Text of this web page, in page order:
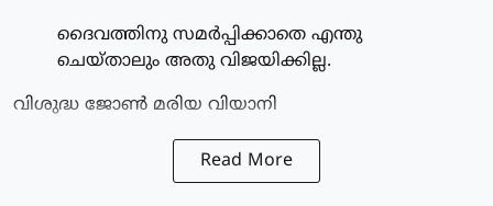
ദൈവത്തിനു സമര്‍പ്പിക്കാതെ എന്തു
ചെയ്താലും അതു വിജയിക്കില്ല.
വിശുദ്ധ ജോണ്‍ മരിയ വിയാനി
Read More